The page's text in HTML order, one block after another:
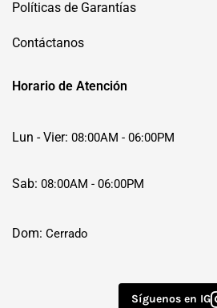
Políticas de Garantías
Contáctanos
Horario de Atención
Lun - Vier: 08:00AM - 06:00PM
Sab: 08:00AM - 06:00PM
Dom: Cerrado
Síguenos en IG